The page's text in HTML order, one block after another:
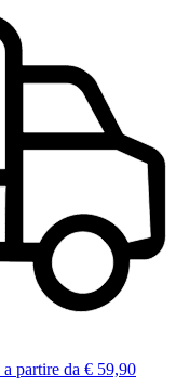
a partire da € 59,90